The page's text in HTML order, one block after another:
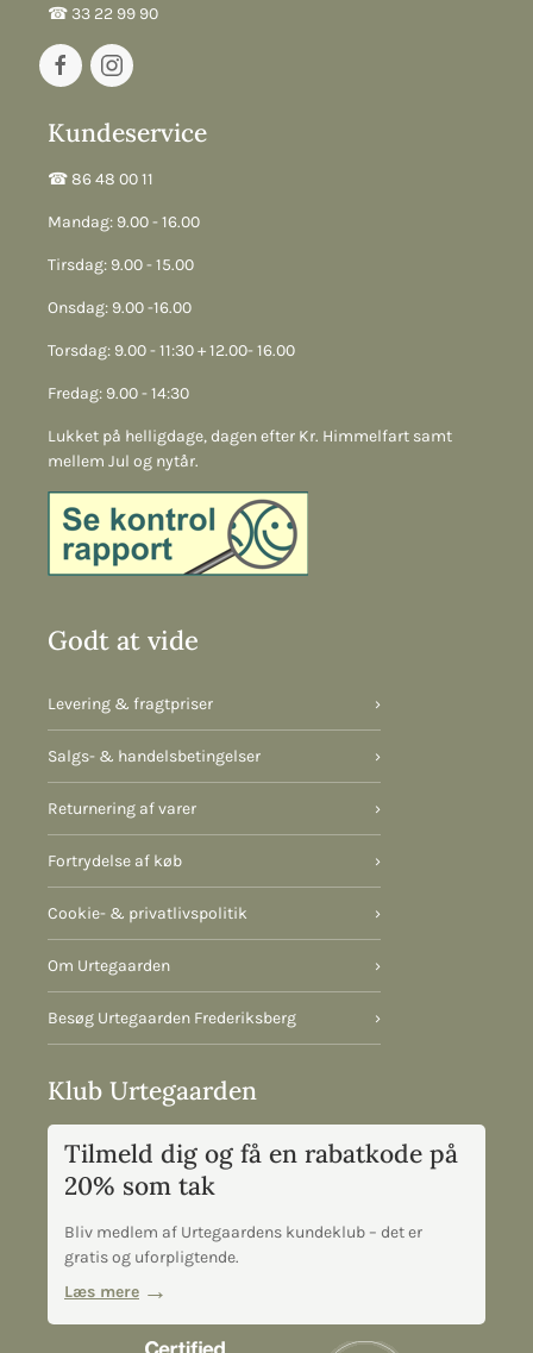
☎︎ 33 22 99 90
Kundeservice
☎︎ 86 48 00 11
Mandag: 9.00 - 16.00
Tirsdag: 9.00 - 15.00
Onsdag: 9.00 -16.00
Torsdag: 9.00 - 11:30 + 12.00- 16.00
Fredag: 9.00 - 14:30
Lukket på helligdage, dagen efter Kr. Himmelfart samt
mellem Jul og nytår.
Godt at vide
Levering & fragtpriser ›
Salgs- & handelsbetingelser ›
Returnering af varer ›
Fortrydelse af køb ›
Cookie- & privatlivspolitik ›
Om Urtegaarden ›
Besøg Urtegaarden Frederiksberg ›
Klub Urtegaarden
Tilmeld dig og få en rabatkode på
20% som tak
Bliv medlem af Urtegaardens kundeklub – det er
gratis og uforpligtende.
Læs mere